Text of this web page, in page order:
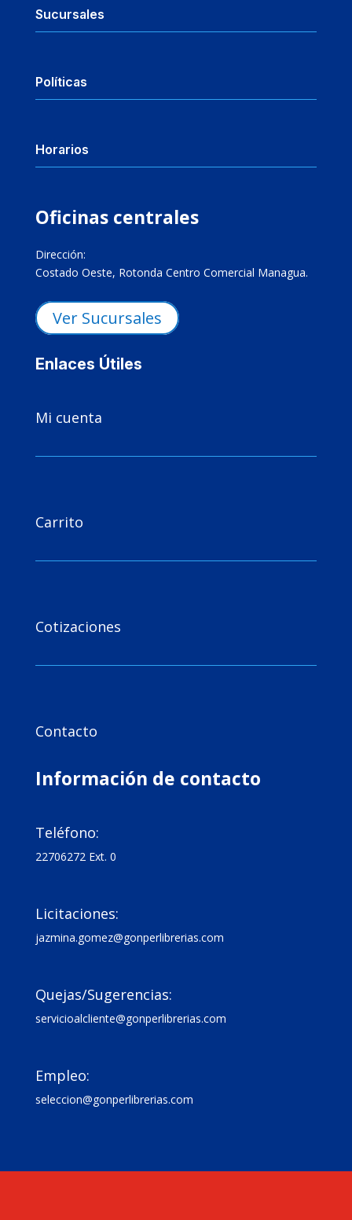
Sucursales
Políticas
Horarios
Oficinas centrales
Dirección:
Costado Oeste, Rotonda Centro Comercial Managua.
Ver Sucursales
Enlaces Útiles
Mi cuenta
Carrito
Cotizaciones
Contacto
Información de contacto
Teléfono:
22706272 Ext. 0
Licitaciones:
jazmina.gomez@gonperlibrerias.com
Quejas/Sugerencias:
servicioalcliente@gonperlibrerias.com
Empleo:
seleccion@gonperlibrerias.com